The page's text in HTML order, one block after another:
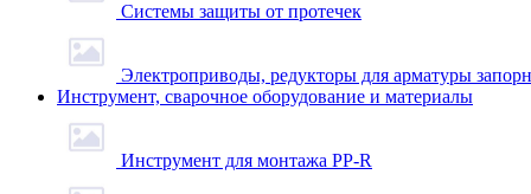
Системы защиты от протечек
Электроприводы, редукторы для арматуры
Инструмент, сварочное оборудование и материалы
Инструмент для монтажа PP-R